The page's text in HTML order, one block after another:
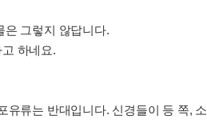
은 그렇지 않답니다.
하네요.
유류는 반대입니다. 신경들이 등 쪽, 소